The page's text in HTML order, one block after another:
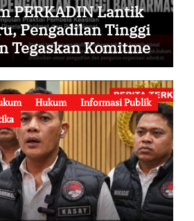
PERKADIN Lantik
Pengadilan Tinggi
Tegaskan Komitmen
Profesi Advokat
Hukum
Informasi Publik